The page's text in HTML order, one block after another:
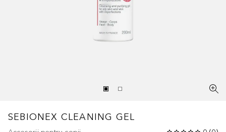
SEBIONEX CLEANING GEL